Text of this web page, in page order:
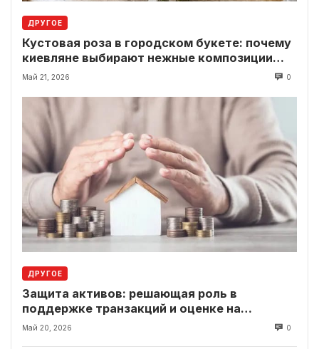
ДРУГОЕ
Кустовая роза в городском букете: почему
киевляне выбирают нежные композиции
вместо классики
Май 21, 2026 0
ДРУГОЕ
Защита активов: решающая роль в
поддержке транзакций и оценке на
современном рынке
Май 20, 2026 0